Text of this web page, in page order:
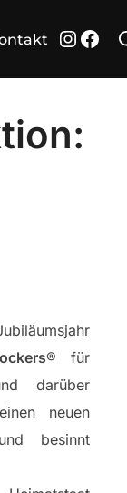
® für
darüber
neuen
besinnt